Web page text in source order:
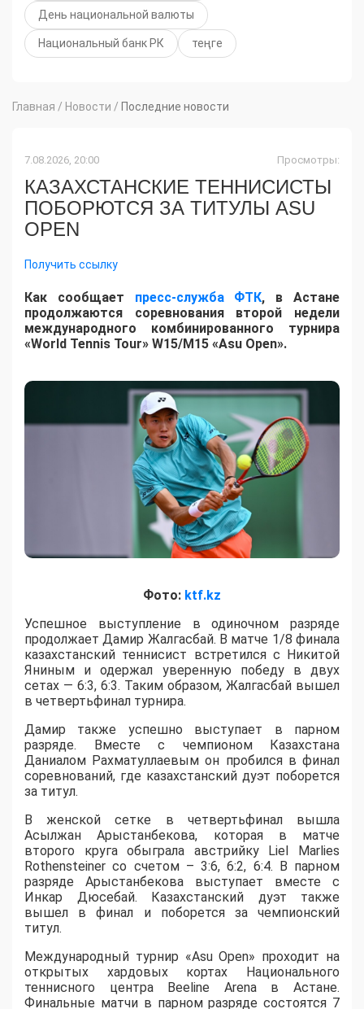
День национальной валюты
Национальный банк РК теңге
Главная / Новости / Последние новости
7.08.2026, 20:00 Просмотры:
КАЗАХСТАНСКИЕ ТЕННИСИСТЫ
ПОБОРЮТСЯ ЗА ТИТУЛЫ ASU
OPEN
Получить ссылку
Как сообщает пресс-служба ФТК, в Астане
продолжаются соревнования второй недели
международного комбинированного турнира
«World Tennis Tour» W15/M15 «Asu Open».
Фото: ktf.kz
Успешное выступление в одиночном разряде
продолжает Дамир Жалгасбай. В матче 1/8 финала
казахстанский теннисист встретился с Никитой
Яниным и одержал уверенную победу в двух
сетах — 6:3, 6:3. Таким образом, Жалгасбай вышел
в четвертьфинал турнира.
Дамир также успешно выступает в парном
разряде. Вместе с чемпионом Казахстана
Даниалом Рахматуллаевым он пробился в финал
соревнований, где казахстанский дуэт поборется
за титул.
В женской сетке в четвертьфинал вышла
Асылжан Арыстанбекова, которая в матче
второго круга обыграла австрийку Liel Marlies
Rothensteiner со счетом – 3:6, 6:2, 6:4. В парном
разряде Арыстанбекова выступает вместе с
Инкар Дюсебай. Казахстанский дуэт также
вышел в финал и поборется за чемпионский
титул.
Международный турнир «Asu Open» проходит на
открытых хардовых кортах Национального
теннисного центра Beeline Arena в Астане.
Финальные матчи в парном разряде состоятся 7